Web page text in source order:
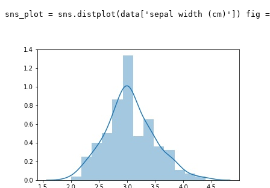
sns_plot = sns.distplot(data['sepal width (cm)']) fig